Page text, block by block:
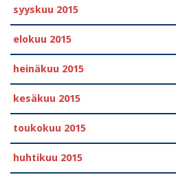
syyskuu 2015
elokuu 2015
heinäkuu 2015
kesäkuu 2015
toukokuu 2015
huhtikuu 2015